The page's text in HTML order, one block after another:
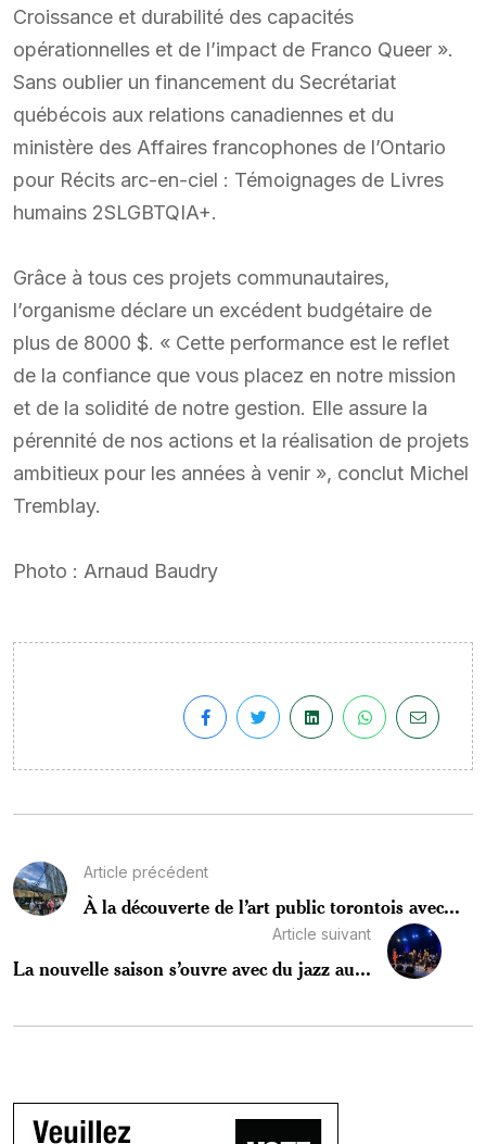
Croissance et durabilité des capacités
opérationnelles et de l’impact de Franco Queer ».
Sans oublier un financement du Secrétariat
québécois aux relations canadiennes et du
ministère des Affaires francophones de l’Ontario
pour Récits arc-en-ciel : Témoignages de Livres
humains 2SLGBTQIA+.
Grâce à tous ces projets communautaires,
l’organisme déclare un excédent budgétaire de
plus de 8000 $. « Cette performance est le reflet
de la confiance que vous placez en notre mission
et de la solidité de notre gestion. Elle assure la
pérennité de nos actions et la réalisation de projets
ambitieux pour les années à venir », conclut Michel
Tremblay.
Photo : Arnaud Baudry
Article précédent
À la découverte de l’art public torontois avec...
Article suivant
La nouvelle saison s’ouvre avec du jazz au...